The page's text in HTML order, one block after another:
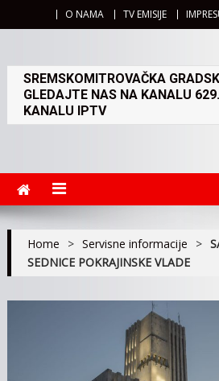
O NAMA TV EMISIJE
SREMSKOMITROVAČKA
GLEDAJTE NAS NA KANALU
KANALU IPTV
Home > Servisne informacije >
SEDNICE POKRAJINSKE VLADE